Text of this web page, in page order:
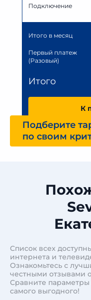
Подключение
Итого в месяц
Первый платеж
(Разовый)
Итого
К
Подберите
по своим
Список всех
интернета и
Ознакомьтесь с
честными отзывами
Сравните
самого выгодного!